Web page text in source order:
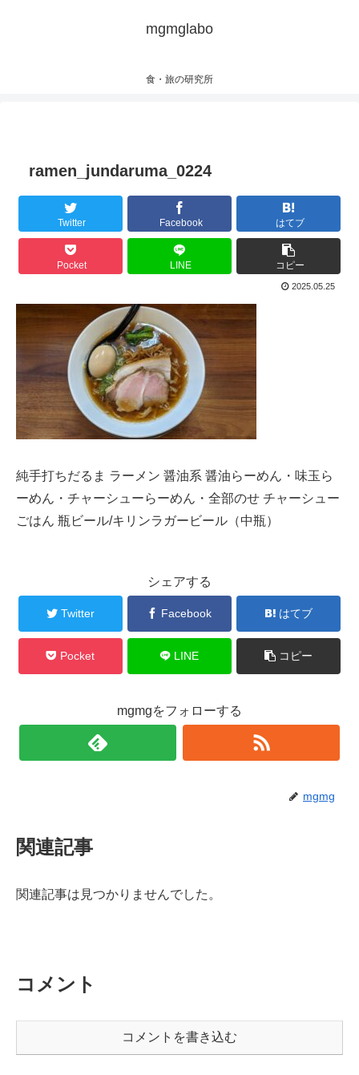
mgmglabo
食・旅の研究所
ramen_jundaruma_0224
Twitter Facebook はてブ
Pocket LINE コピー
2025.05.25
純手打ちだるま ラーメン 醤油系 醤油らーめん・味玉ら
ーめん・チャーシューらーめん・全部のせ チャーシュー
ごはん 瓶ビール/キリンラガービール（中瓶）
シェアする
Twitter Facebook はてブ
Pocket LINE コピー
mgmgをフォローする
mgmg
関連記事
関連記事は見つかりませんでした。
コメント
コメントを書き込む